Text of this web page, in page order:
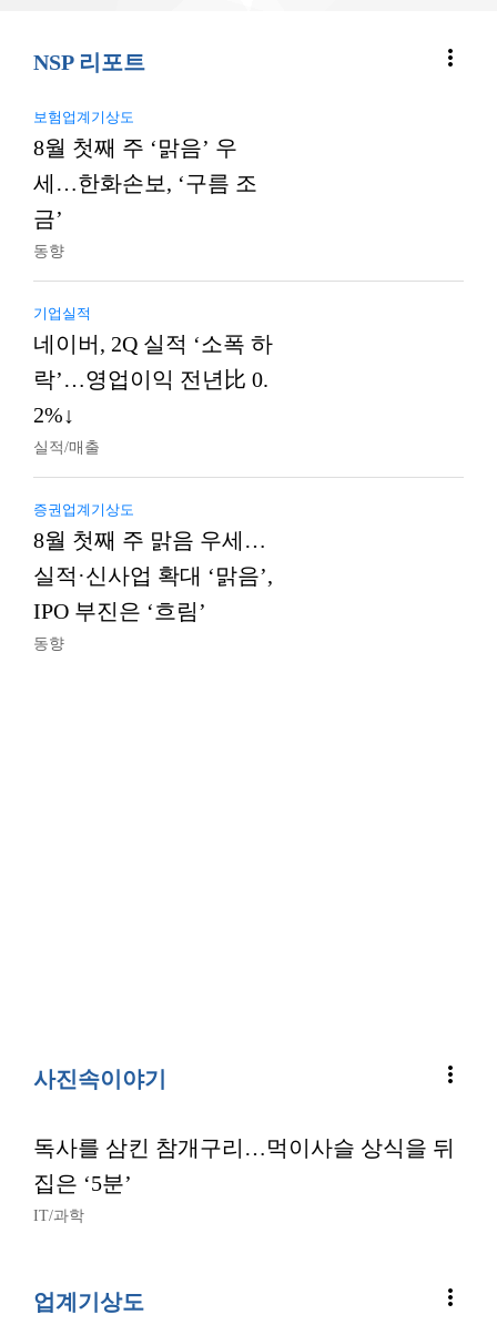
NSP 리포트 more_vert
보험업계기상도
8월 첫째 주 ‘맑음’ 우
세…한화손보, ‘구름 조
금’
동향
기업실적
네이버, 2Q 실적 ‘소폭 하
락’…영업이익 전년比 0.
2%↓
실적/매출
증권업계기상도
8월 첫째 주 맑음 우세…
실적·신사업 확대 ‘맑음’,
IPO 부진은 ‘흐림’
동향
사진속이야기 more_vert
독사를 삼킨 참개구리…먹이사슬 상식을 뒤
집은 ‘5분’
IT/과학
업계기상도 more_vert